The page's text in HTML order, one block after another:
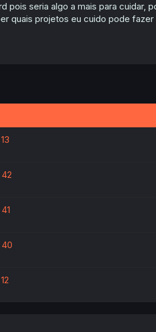
pois seria algo a mais para cuidar,
quais projetos eu cuido pode
40